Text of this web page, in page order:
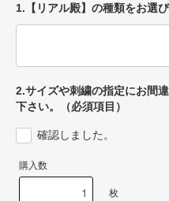
1.【リアル殿】の種類をお選
2.サイズや刺繍の指定にお間
下さい。（必須項目）
確認しました。
購入数
枚